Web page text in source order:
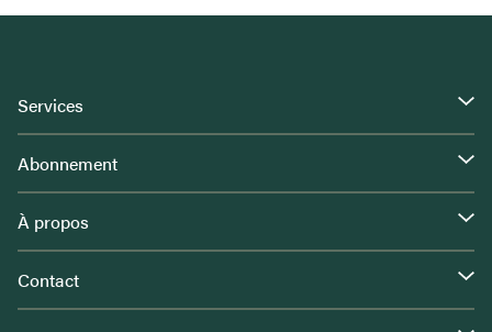
Services
Abonnement
À propos
Contact